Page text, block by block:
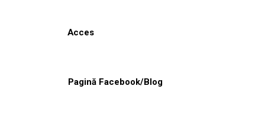
Acces
Pagină Facebook/Blog